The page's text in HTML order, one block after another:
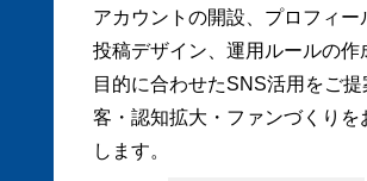
アカウントの開設、プロフィー
投稿デザイン、運用ルールの作
目的に合わせたSNS活用をご提
客・認知拡大・ファンづくりを
します。